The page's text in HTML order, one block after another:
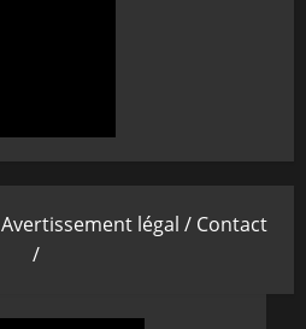
Avertissement légal / Contact
/